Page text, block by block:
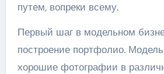
путем, вопреки всему.
Первый шаг в модельном
построение портфолио.
хорошие фотографии в